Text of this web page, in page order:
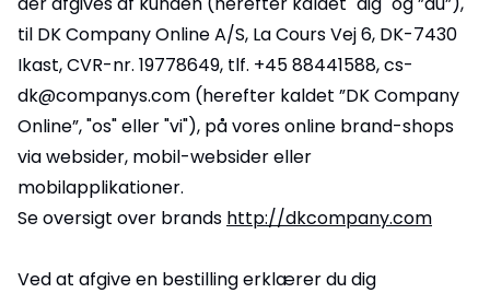
til DK Company Online A/S, La Cours Vej 6, DK-7430
Ikast, CVR-nr. 19778649, tlf. +45 88441588, cs-
dk@companys.com (herefter kaldet ”DK Company
Online”, "os" eller "vi"), på vores online brand-shops
via websider, mobil-websider eller
mobilapplikationer.
Se oversigt over brands http://dkcompany.com
Ved at afgive en bestilling erklærer du dig